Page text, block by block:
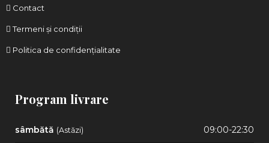
Contact
Termeni și condiții
Politica de confidențialitate
Program livrare
sâmbătă (Astăzi) 09:00-22:30